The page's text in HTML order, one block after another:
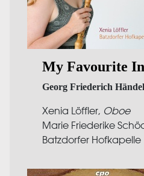
My Favourite
Georg Friederich Händel
Xenia Löffler, Oboe
Marie Friederike
Batzdorfer Hofkapelle